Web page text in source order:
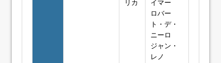
リカ
イマー
ロバー
ト・デ・
ニーロ
ジャン・
レノ